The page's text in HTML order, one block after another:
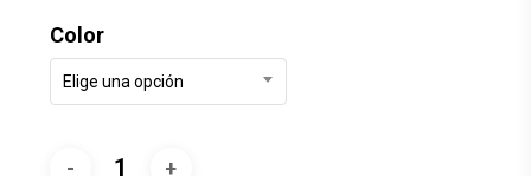
Color
Elige una opción